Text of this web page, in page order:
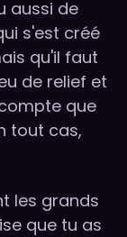
aussi de
s'est créé
qu'il faut
de relief et
que
tout cas,
les grands
que tu as